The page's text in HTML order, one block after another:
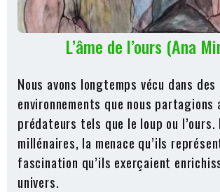
L’âme de l’ours (Ana
Nous avons longtemps vécu dans des
environnements que nous partagions
prédateurs tels que le loup ou l’ours.
millénaires, la menace qu’ils
fascination qu’ils exerçaient
univers.